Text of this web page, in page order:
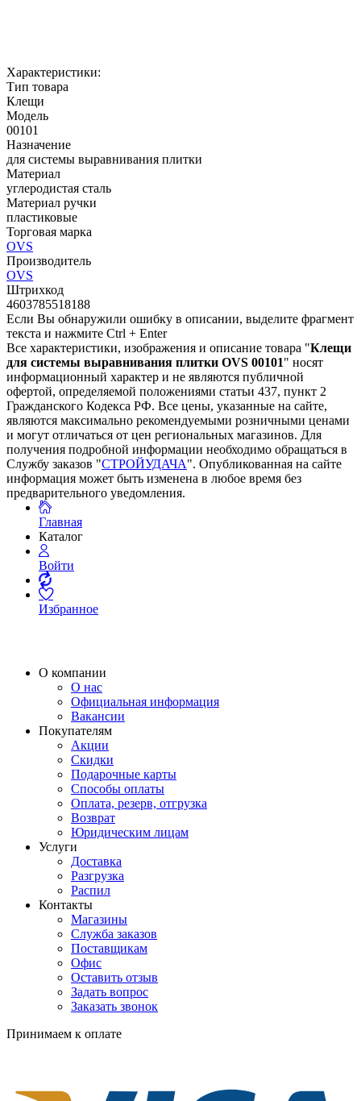
Характеристики:
Тип товара
Клещи
Модель
00101
Назначение
для системы выравнивания плитки
Материал
углеродистая сталь
Материал ручки
пластиковые
Торговая марка
OVS
Производитель
OVS
Штрихкод
4603785518188
Если Вы обнаружили ошибку в описании, выделите фрагмент
текста и нажмите Ctrl + Enter
Все характеристики, изображения и описание товара "Клещи
для системы выравнивания плитки OVS 00101" носят
информационный характер и не являются публичной
офертой, определяемой положениями статьи 437, пункт 2
Гражданского Кодекса РФ. Все цены, указанные на сайте,
являются максимально рекомендуемыми розничными ценами
и могут отличаться от цен региональных магазинов. Для
получения подробной информации необходимо обращаться в
Службу заказов "СТРОЙУДАЧА". Опубликованная на сайте
информация может быть изменена в любое время без
предварительного уведомления.
Главная
Каталог
Войти
Избранное
О компании
О нас
Официальная информация
Вакансии
Покупателям
Акции
Скидки
Подарочные карты
Способы оплаты
Оплата, резерв, отгрузка
Возврат
Юридическим лицам
Услуги
Доставка
Разгрузка
Распил
Контакты
Магазины
Служба заказов
Поставщикам
Офис
Оставить отзыв
Задать вопрос
Заказать звонок
Принимаем к оплате